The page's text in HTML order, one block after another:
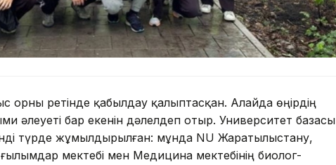
орны ретінде қабылдау қалыптасқан. Алайда өңірдің
әлеуеті бар екенін дәлелдеп отыр. Университет базасы
түрде жұмылдырылған: мұнда NU Жаратылыстану,
мектебі мен Медицина мектебінің биолог-